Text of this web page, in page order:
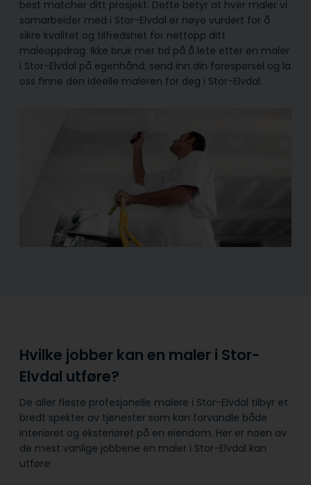
best matcher ditt prosjekt. Dette betyr at hver maler vi
samarbeider med i Stor-Elvdal er nøye vurdert for å
sikre kvalitet og tilfredshet for nettopp ditt
maleoppdrag. Ikke bruk mer tid på å lete etter en maler
i Stor-Elvdal på egenhånd; send inn din forespørsel og la
oss finne den ideelle maleren for deg i Stor-Elvdal.
Hvilke jobber kan en maler i Stor-
Elvdal utføre?
De aller fleste profesjonelle malere i Stor-Elvdal tilbyr et
bredt spekter av tjenester som kan forvandle både
interiøret og eksteriøret på en eiendom. Her er noen av
de mest vanlige jobbene en maler i Stor-Elvdal kan
utføre: